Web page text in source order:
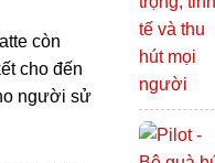
còn
cho đến
người sử